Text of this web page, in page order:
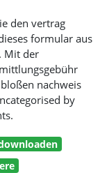
den vertrag
formular aus
Mit der
nachweis
by